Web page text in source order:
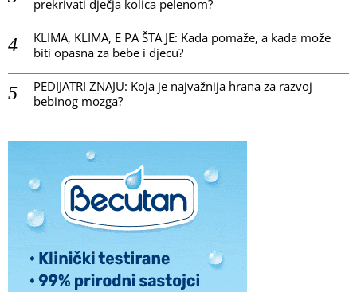
prekrivati dječja kolica pelenom?
KLIMA, KLIMA, E PA ŠTA JE: Kada pomaže, a kada može
biti opasna za bebe i djecu?
PEDIJATRI ZNAJU: Koja je najvažnija hrana za razvoj
bebinog mozga?